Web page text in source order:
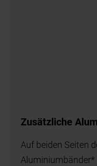
Zusätzliche
Auf beiden Seiten
Aluminiumbänder*